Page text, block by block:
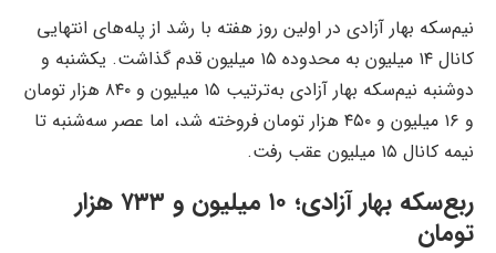
نیم‌سکه بهار آزادی در اولین روز هفته با رشد از پله‌های انتهایی
کانال ۱۴ میلیون به محدوده ۱۵ میلیون قدم گذاشت. یکشنبه و
دوشنبه نیم‌سکه بهار آزادی به‌ترتیب ۱۵ میلیون و ۸۴۰ هزار تومان
و ۱۶ میلیون و ۴۵۰ هزار تومان فروخته شد، اما عصر سه‌شنبه تا
نیمه کانال ۱۵ میلیون عقب رفت.
ربع‌سکه بهار آزادی؛ ۱۰ میلیون و ۷۳۳ هزار
تومان